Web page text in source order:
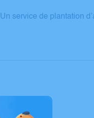
Un service de plantation